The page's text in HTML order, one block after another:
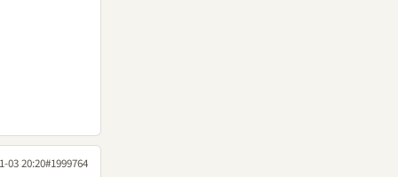
03 20:20#1999764